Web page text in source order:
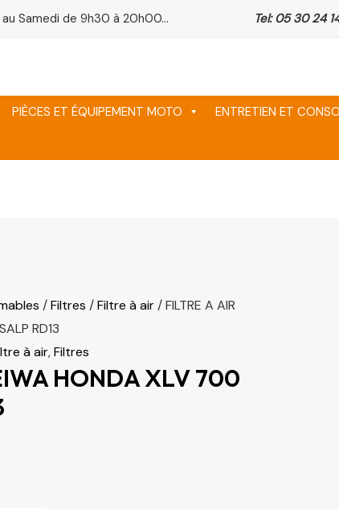
Samedi de 9h30 à 20h00... Tel: 05 30 24
PIÈCES ET ÉQUIPEMENT MOTO ENTRETIEN ET
/Filtres /Filtre à air/ FILTRE A AIR
RD13
à air,Filtres
HONDA XLV 700